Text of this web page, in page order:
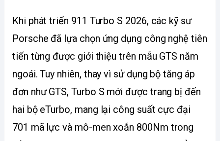
Khi phát triển 911 Turbo S 2026, các kỹ sư
Porsche đã lựa chọn ứng dụng công nghệ tiên
tiến từng được giới thiệu trên mẫu GTS năm
ngoái. Tuy nhiên, thay vì sử dụng bộ tăng áp
đơn như GTS, Turbo S mới được trang bị đến
hai bộ eTurbo, mang lại công suất cực đại
701 mã lực và mô-men xoắn 800Nm trong